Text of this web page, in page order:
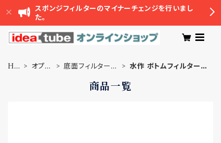
スポンジフィルターのマイナーチェンジを行いまし
た。
HO
オプシ
底面フィルター接
水作 ボトムフィルター用
商品一覧